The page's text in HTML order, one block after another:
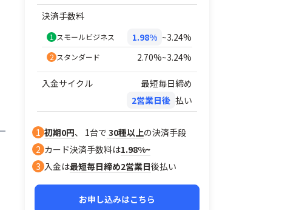
決済手数料
1 スモールビジネス 1.98% ~3.24%
2 スタンダード 2.70%~3.24%
入金サイクル
最短毎日締め
2営業日後 払い
1 初期0円、 1台で 30種以上の決済手段
2 カード決済手数料は1.98%~
3 入金は最短毎日締め2営業日後払い
お申し込みはこちら